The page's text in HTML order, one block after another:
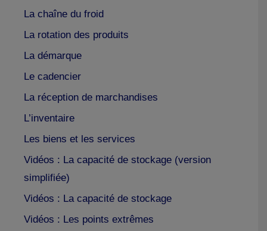
La chaîne du froid
La rotation des produits
La démarque
Le cadencier
La réception de marchandises
L’inventaire
Les biens et les services
Vidéos : La capacité de stockage (version
simplifiée)
Vidéos : La capacité de stockage
Vidéos : Les points extrêmes